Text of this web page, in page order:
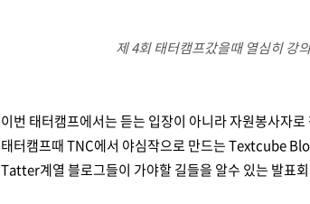
제 4회 태터캠프갔을때 열심히
이번 태터캠프에서는 듣는 입장이 아니라 자원봉사자
태터캠프때 TNC에서 야심작으로 만드는 Textcube
Tatter계열 블로그들이 가야할 길들을 알수 있는 발표